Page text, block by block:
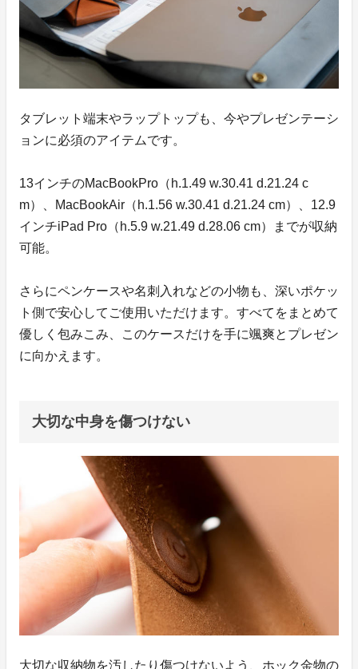
タブレット端末やラップトップも、今やプレゼンテーシ
ョンに必須のアイテムです。
13インチのMacBookPro（h.1.49 w.30.41 d.21.24 c
m）、MacBookAir（h.1.56 w.30.41 d.21.24 cm）、12.9
インチiPad Pro（h.5.9 w.21.49 d.28.06 cm）までが収納
可能。
さらにペンケースや名刺入れなどの小物も、深いポケッ
ト側で安心してご使用いただけます。すべてをまとめて
優しく包みこみ、このケースだけを手に颯爽とプレゼン
に向かえます。
大切な中身を傷つけない
大切な収納物を汚したり傷つけないよう、ホック金物の